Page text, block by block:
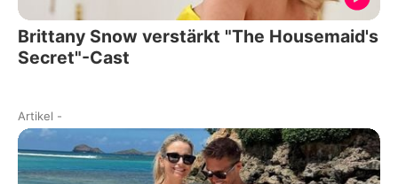
Brittany Snow verstärkt "The Housemaid's
Secret"-Cast
Artikel -